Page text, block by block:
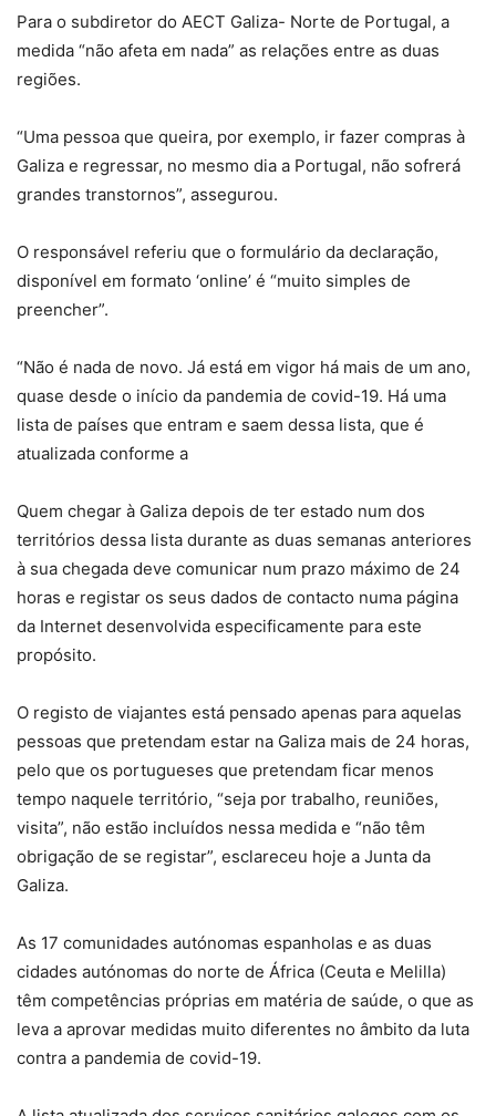
Para o subdiretor do AECT Galiza- Norte de Portugal, a
medida “não afeta em nada” as relações entre as duas
regiões.
“Uma pessoa que queira, por exemplo, ir fazer compras à
Galiza e regressar, no mesmo dia a Portugal, não sofrerá
grandes transtornos”, assegurou.
O responsável referiu que o formulário da declaração,
disponível em formato ‘online’ é “muito simples de
preencher”.
“Não é nada de novo. Já está em vigor há mais de um ano,
quase desde o início da pandemia de covid-19. Há uma
lista de países que entram e saem dessa lista, que é
atualizada conforme a
Quem chegar à Galiza depois de ter estado num dos
territórios dessa lista durante as duas semanas anteriores
à sua chegada deve comunicar num prazo máximo de 24
horas e registar os seus dados de contacto numa página
da Internet desenvolvida especificamente para este
propósito.
O registo de viajantes está pensado apenas para aquelas
pessoas que pretendam estar na Galiza mais de 24 horas,
pelo que os portugueses que pretendam ficar menos
tempo naquele território, “seja por trabalho, reuniões,
visita”, não estão incluídos nessa medida e “não têm
obrigação de se registar”, esclareceu hoje a Junta da
Galiza.
As 17 comunidades autónomas espanholas e as duas
cidades autónomas do norte de África (Ceuta e Melilla)
têm competências próprias em matéria de saúde, o que as
leva a aprovar medidas muito diferentes no âmbito da luta
contra a pandemia de covid-19.